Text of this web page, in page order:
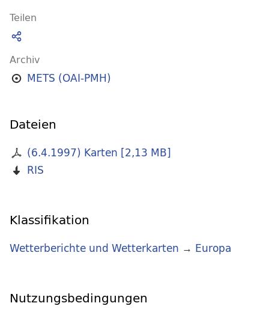
Teilen
Archiv
METS (OAI-PMH)
Dateien
(6.4.1997) Karten [2,13 MB]
RIS
Klassifikation
Wetterberichte und Wetterkarten → Europa
Nutzungsbedingungen